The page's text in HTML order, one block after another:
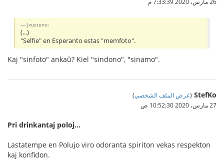
26 مارس، 2020 7:33:39 م
Jxusteno:
(...)
"Selfie" en Esperanto estas "memfoto".
Kaj "sinfoto" ankaŭ? Kiel "sindono", "sinamo".
StefKo
(عرض الملف الشخصي)
27 مارس، 2020 10:52:30 ص
Pri drinkantaj poloj...
Lastatempe en Polujo viro odoranta spiriton vekas respekton
kaj konfidon.